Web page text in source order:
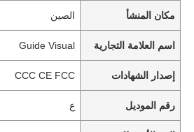
مكان المنشأ الصين
اسم العلامة التجارية Guide Visual
إصدار الشهادات CCC CE FCC
رقم الموديل ع